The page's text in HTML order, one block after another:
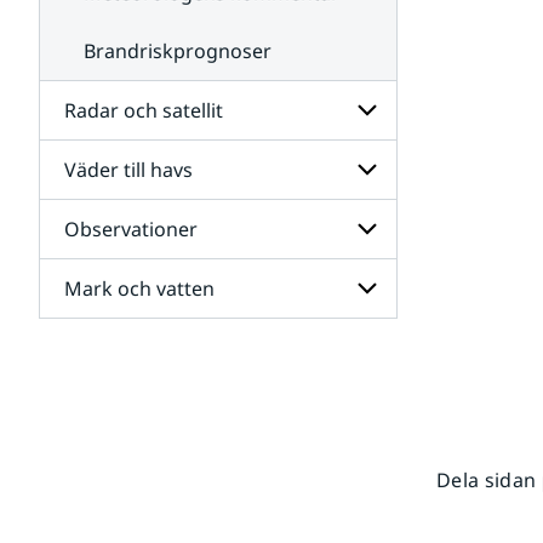
Brandriskprognoser
Radar och satellit
Undersidor
för
Radar
och
satellit
Väder till havs
Undersidor
för
Väder
till
havs
Observationer
Undersidor
för
Mark och vatten
Dela sidan